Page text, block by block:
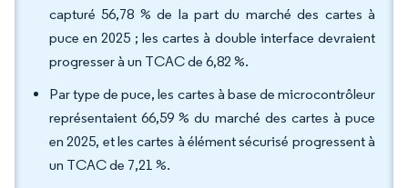
capturé 56,78 % de la part du marché des cartes à
puce en 2025 ; les cartes à double interface devraient
progresser à un TCAC de 6,82 %.
Par type de puce, les cartes à base de microcontrôleur
représentaient 66,59 % du marché des cartes à puce
en 2025, et les cartes à élément sécurisé progressent à
un TCAC de 7,21 %.